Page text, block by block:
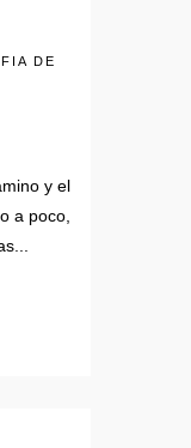
DE
y el
a poco,